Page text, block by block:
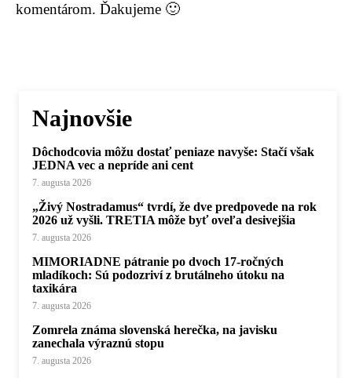
komentárom. Ďakujeme 🙂
Najnovšie
Dôchodcovia môžu dostať peniaze navyše: Stačí však
JEDNA vec a nepríde ani cent
7. augusta 2026
„Živý Nostradamus“ tvrdí, že dve predpovede na rok
2026 už vyšli. TRETIA môže byť oveľa desivejšia
7. augusta 2026
MIMORIADNE pátranie po dvoch 17-ročných
mladíkoch: Sú podozriví z brutálneho útoku na
taxikára
7. augusta 2026
Zomrela známa slovenská herečka, na javisku
zanechala výraznú stopu
7. augusta 2026